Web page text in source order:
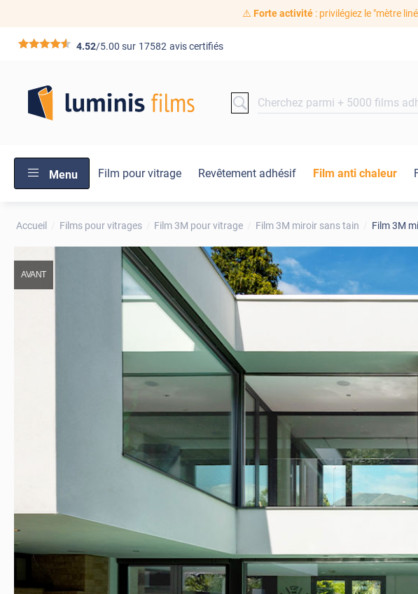
⚠️ Forte activité: privilégiez le "mètre
*****4.52/5.00 sur 17582 avis certifiés
Menu Film pour vitrage Revêtement adhésif Film anti chaleur
Accueil Films pour vitrages Film 3M pour vitrage Film 3M miroir sans tain Film 3M
AVANT